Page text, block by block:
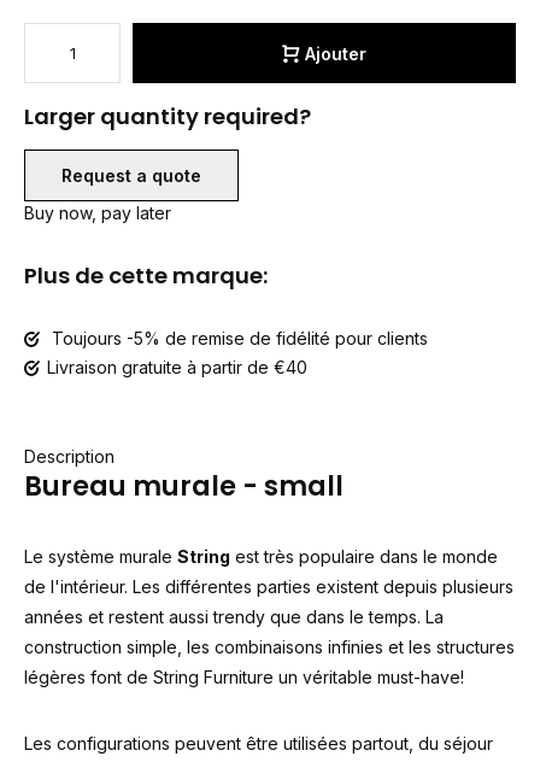
Ajouter
Larger quantity required?
Request a quote
Buy now, pay later
Plus de cette marque:
Toujours -5% de remise de fidélité pour clients
Livraison gratuite à partir de €40
Description
Bureau murale - small
Le système murale String est très populaire dans le monde
de l'intérieur. Les différentes parties existent depuis plusieurs
années et restent aussi trendy que dans le temps. La
construction simple, les combinaisons infinies et les structures
légères font de String Furniture un véritable must-have!
Les configurations peuvent être utilisées partout, du séjour